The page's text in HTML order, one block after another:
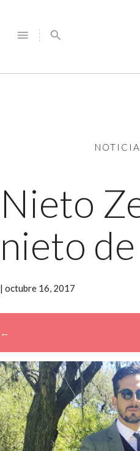
menu search
Nieto
nieto
| octubre 16, 2017
←